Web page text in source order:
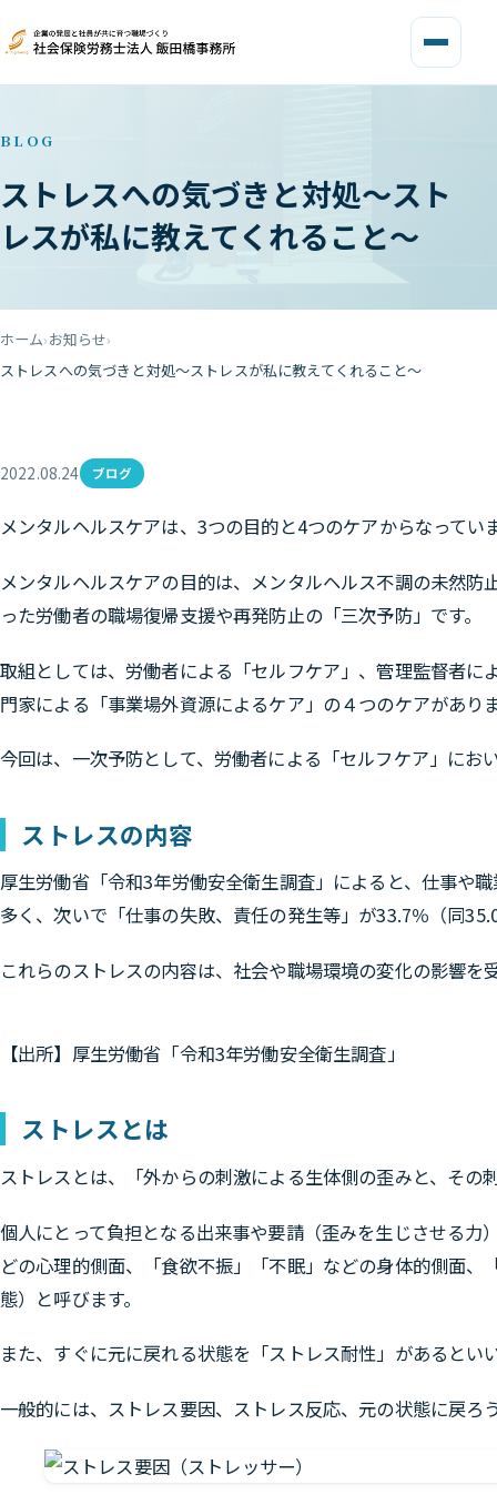
BLOG
ストレスへの気づきと対処～スト
レスが私に教えてくれること～
ホーム お知らせ
ストレスへの気づきと対処～ストレスが私に教えてくれること～
2022.08.24 ブログ
メンタルヘルスケアは、3つの目的と4つのケアからなってい
メンタルヘルスケアの目的は、メンタルヘルス不調の未然
った労働者の職場復帰支援や再発防止の「三次予防」です。
取組としては、労働者による「セルフケア」、管理監督者
門家による「事業場外資源によるケア」の４つのケアがあり
今回は、一次予防として、労働者による「セルフケア」に
ストレスの内容
厚生労働省「令和3年労働安全衛生調査」によると、仕事や
多く、次いで「仕事の失敗、責任の発生等」が33.7％（同
これらのストレスの内容は、社会や職場環境の変化の影響を
【出所】厚生労働省「令和3年労働安全衛生調査」
ストレスとは
ストレスとは、「外からの刺激による生体側の歪みと、そ
個人にとって負担となる出来事や要請（歪みを生じさせる
どの心理的側面、「食欲不振」「不眠」などの身体的側面
態）と呼びます。
また、すぐに元に戻れる状態を「ストレス耐性」があるとい
一般的には、ストレス要因、ストレス反応、元の状態に戻ろ